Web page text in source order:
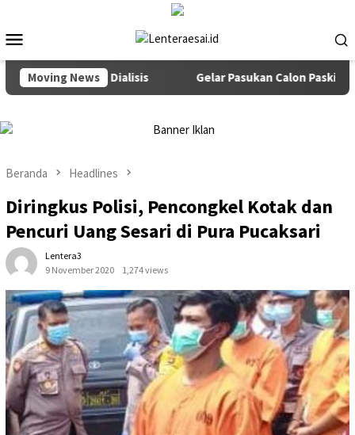
konten
Mobile
Moving News
Pejuang Dialisis Gelar Pasukan Calon Paskibraka
Beranda Headlines
Diringkus Polisi, Pencongkel Kotak dan
Pencuri Uang Sesari di Pura Pucaksari
Lentera3
9 November 2020
1,274 views